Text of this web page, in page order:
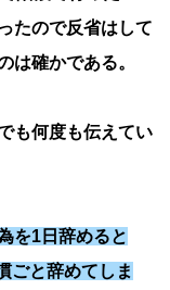
たので反省はして
は確かである。
も何度も伝えてい
を1日辞めると
ごと辞めてしま